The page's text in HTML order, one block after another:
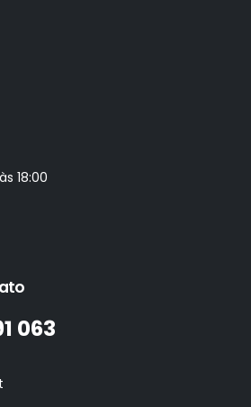
18:00
063